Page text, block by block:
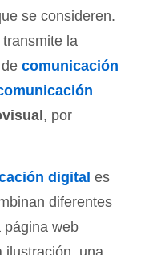
se consideren.
la
comunicación
, por
digital es
diferentes
página web
ilustración, una